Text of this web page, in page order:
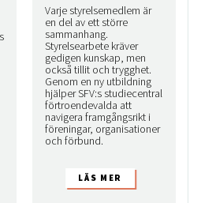
Varje styrelsemedlem är
en del av ett större
sammanhang.
Styrelsearbete kräver
gedigen kunskap, men
också tillit och trygghet.
Genom en ny utbildning
hjälper SFV:s studiecentral
förtroendevalda att
navigera framgångsrikt i
föreningar, organisationer
och förbund.